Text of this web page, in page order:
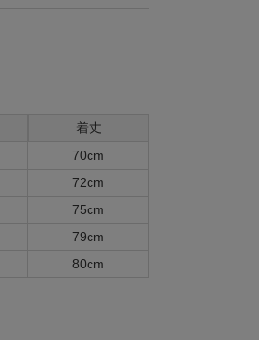
着丈
70cm
72cm
75cm
79cm
80cm